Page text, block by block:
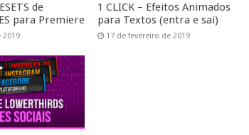
de
para Premiere
2019
1 CLICK – Efeitos Animados
para Textos (entra e sai)
17 de fevereiro de 2019